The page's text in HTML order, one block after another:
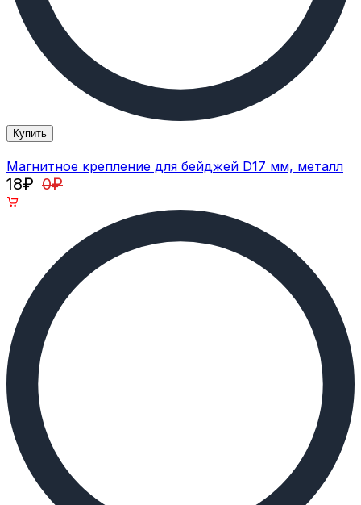
Купить
Магнитное крепление для бейджей D17 мм, металл
18₽ 0₽